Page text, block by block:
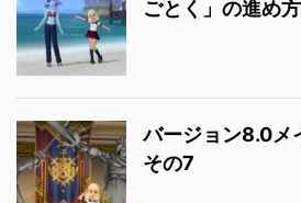
ごとく」の進め
バージョン8.0メ
その7